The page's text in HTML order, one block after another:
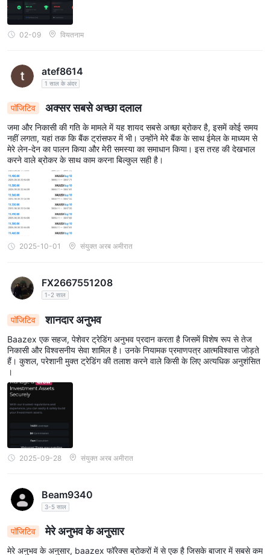
02-09 वियतनाम
atef8614
1 साल के अंदर
पॉजिटिव अक्सर सबसे अच्छा दलाल
जमा और निकासी की गति के मामले में यह शायद सबसे अच्छा ब्रोकर है, इसमें कोई समय
नहीं लगता, यहां तक कि बैंक ट्रांसफर में भी। उन्होंने मेरे बैंक के साथ ईमेल के माध्यम से
मेरे लेन-देन का पालन किया और मेरी समस्या का समाधान किया। इस तरह की देखभाल
करने वाले ब्रोकर के साथ काम करना बिल्कुल सही है।
2025-10-01 संयुक्त अरब अमीरात
FX2667551208
1-2 साल
पॉजिटिव शानदार अनुभव
Baazex एक सहज, पेशेवर ट्रेडिंग अनुभव प्रदान करता है जिसमें विशेष रूप से तेज
निकासी और विश्वसनीय सेवा शामिल है। उनके नियामक प्रमाणपत्र आत्मविश्वास जोड़ते
हैं। कुशल, परेशानी मुक्त ट्रेडिंग की तलाश करने वाले किसी के लिए अत्यधिक अनुशंसित
।
2025-09-28 संयुक्त अरब अमीरात
Beam9340
3-5 साल
पॉजिटिव मेरे अनुभव के अनुसार
मेरे अनुभव के अनुसार, baazex फॉरेक्स ब्रोकरों में से एक है जिसके बाजार में सबसे कम